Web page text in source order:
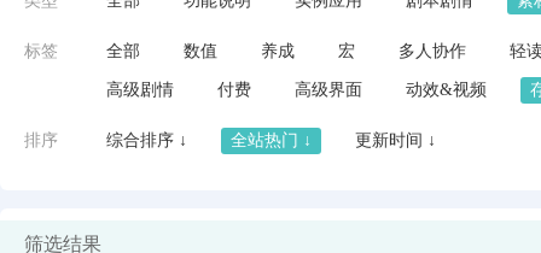
标签 全部 数值 养成 宏 多人协作 轻
高级剧情 付费 高级界面 动效&视频
排序 综合排序 ↓ 全站热门 ↓ 更新时间 ↓
筛选结果